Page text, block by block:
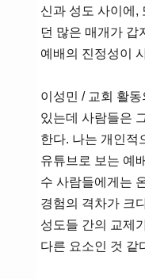
신과 성도 사이에,
던 많은 매개가 갑
예배의 진정성이
이성민 / 교회 활
있는데 사람들은
한다. 나는 개인적
유튜브로 보는 예
수 사람들에게는
경험의 격차가 크
성도들 간의 교제
다른 요소인 것 같